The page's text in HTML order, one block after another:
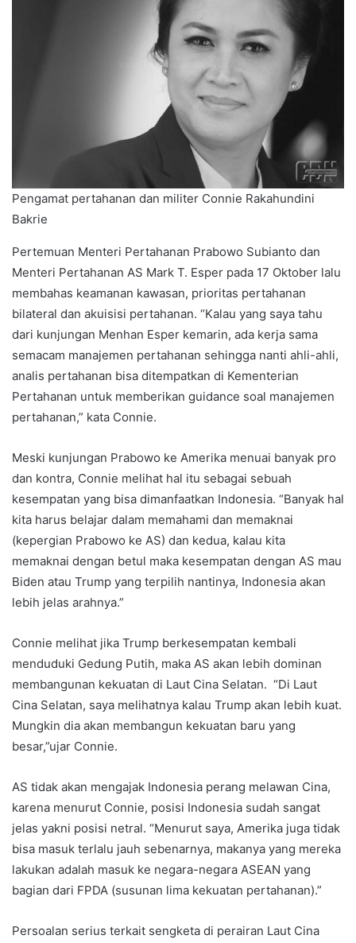
Pengamat pertahanan dan militer Connie Rakahundini
Bakrie
Pertemuan Menteri Pertahanan Prabowo Subianto dan
Menteri Pertahanan AS Mark T. Esper pada 17 Oktober lalu
membahas keamanan kawasan, prioritas pertahanan
bilateral dan akuisisi pertahanan. “Kalau yang saya tahu
dari kunjungan Menhan Esper kemarin, ada kerja sama
semacam manajemen pertahanan sehingga nanti ahli-ahli,
analis pertahanan bisa ditempatkan di Kementerian
Pertahanan untuk memberikan guidance soal manajemen
pertahanan,” kata Connie.
Meski kunjungan Prabowo ke Amerika menuai banyak pro
dan kontra, Connie melihat hal itu sebagai sebuah
kesempatan yang bisa dimanfaatkan Indonesia. “Banyak hal
kita harus belajar dalam memahami dan memaknai
(kepergian Prabowo ke AS) dan kedua, kalau kita
memaknai dengan betul maka kesempatan dengan AS mau
Biden atau Trump yang terpilih nantinya, Indonesia akan
lebih jelas arahnya.”
Connie melihat jika Trump berkesempatan kembali
menduduki Gedung Putih, maka AS akan lebih dominan
membangunan kekuatan di Laut Cina Selatan. “Di Laut
Cina Selatan, saya melihatnya kalau Trump akan lebih kuat.
Mungkin dia akan membangun kekuatan baru yang
besar,”ujar Connie.
AS tidak akan mengajak Indonesia perang melawan Cina,
karena menurut Connie, posisi Indonesia sudah sangat
jelas yakni posisi netral. “Menurut saya, Amerika juga tidak
bisa masuk terlalu jauh sebenarnya, makanya yang mereka
lakukan adalah masuk ke negara-negara ASEAN yang
bagian dari FPDA (susunan lima kekuatan pertahanan).”
Persoalan serius terkait sengketa di perairan Laut Cina